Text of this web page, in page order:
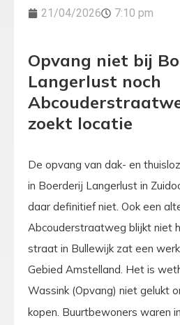
21/04/2026 7:10 pm
Opvang niet bij
Langerlust noch
zoekt locatie
De opvang van dak- en
in Boerderij Langerlust in
daar definitief niet. Ook een
Abcouderstraatweg blijkt niet
straat in Bullewijk zat een
Gebied Amstelland. Het is
Wassink (Opvang) niet gelukt
kopen. Buurtbewoners waren